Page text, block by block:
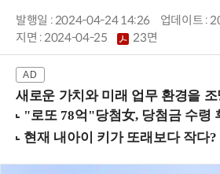
발행일 : 2024-04-24 14:26
업데이트 :
지면 :2024-04-25 23면
새로운 가치와 미래 업무 환경을 조망하는 AI Smart Work